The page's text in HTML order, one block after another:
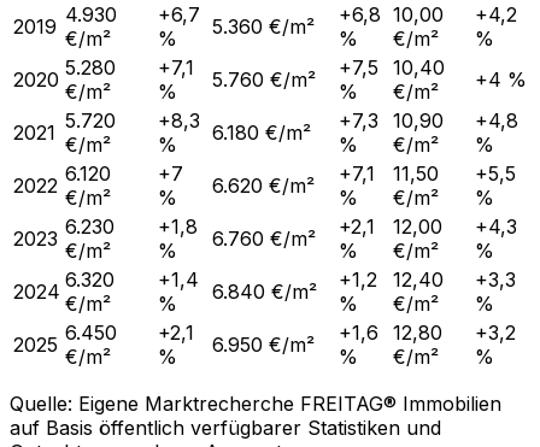
2019 4.930
€/m²
+6,7
%
5.360 €/m²
+6,8
%
10,00
€/m²
+4,2
%
2020 5.280
€/m²
+7,1
%
5.760 €/m²
+7,5
%
10,40
€/m²
+4 %
2021 5.720
€/m²
+8,3
%
6.180 €/m²
+7,3
%
10,90
€/m²
+4,8
%
2022 6.120
€/m²
+7
%
6.620 €/m²
+7,1
%
11,50
€/m²
+5,5
%
2023 6.230
€/m²
+1,8
%
6.760 €/m²
+2,1
%
12,00
€/m²
+4,3
%
2024 6.320
€/m²
+1,4
%
6.840 €/m²
+1,2
%
12,40
€/m²
+3,3
%
2025 6.450
€/m²
+2,1
%
6.950 €/m²
+1,6
%
12,80
€/m²
+3,2
%
Quelle: Eigene Marktrecherche FREITAG® Immobilien
auf Basis öffentlich verfügbarer Statistiken und